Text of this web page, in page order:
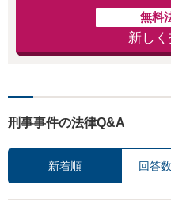
無料
新し
刑事事件の法律Q&A
新着順 回答